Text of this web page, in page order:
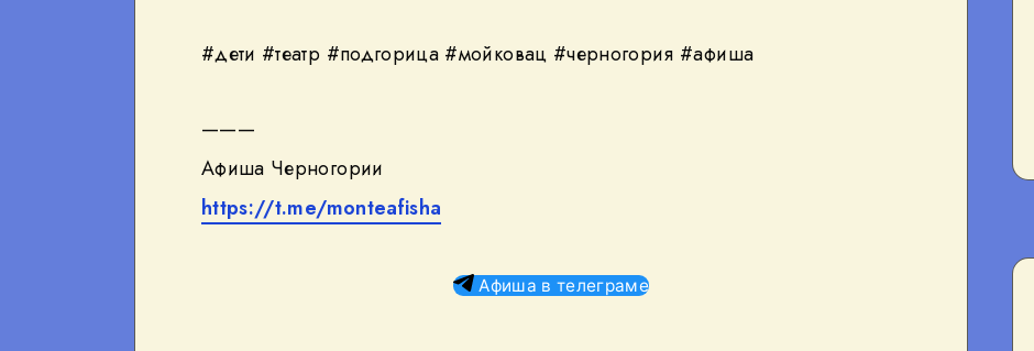
#дети #театр #подгорица #мойковац #черногория #афиша
———
Афиша Черногории
https://t.me/monteafisha
Афиша в телеграме